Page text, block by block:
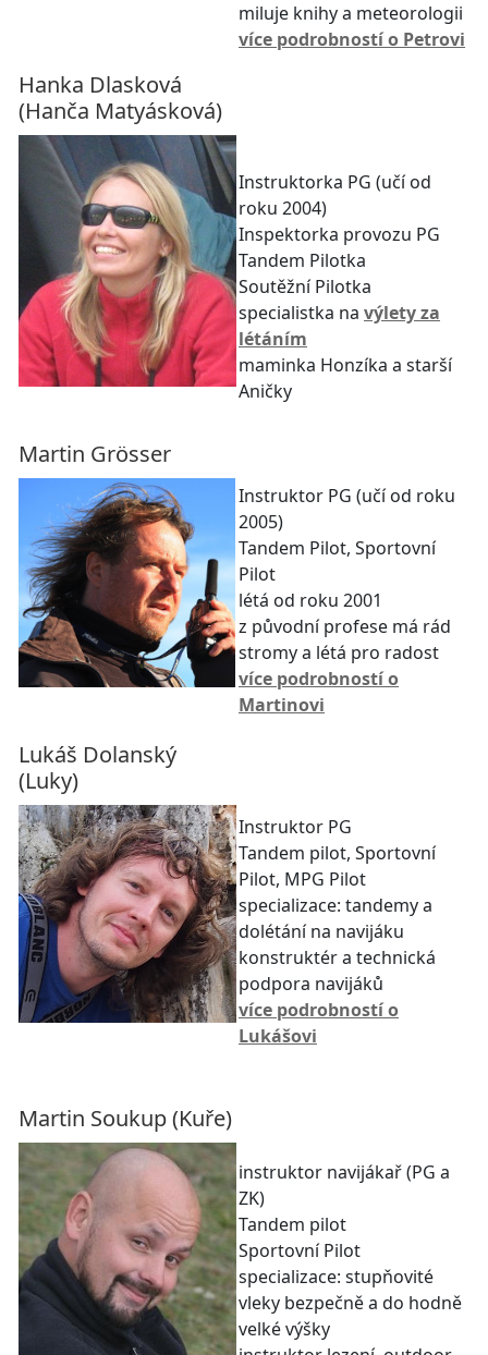
miluje knihy a meteorologii
více podrobností o Petrovi
Hanka Dlasková
(Hanča Matyásková)
Instruktorka PG (učí od
roku 2004)
Inspektorka provozu PG
Tandem Pilotka
Soutěžní Pilotka
specialistka na výlety za
létáním
maminka Honzíka a starší
Aničky
Martin Grösser
Instruktor PG (učí od roku
2005)
Tandem Pilot, Sportovní
Pilot
létá od roku 2001
z původní profese má rád
stromy a létá pro radost
více podrobností o
Martinovi
Lukáš Dolanský
(Luky)
Instruktor PG
Tandem pilot, Sportovní
Pilot, MPG Pilot
specializace: tandemy a
dolétání na navijáku
konstruktér a technická
podpora navijáků
více podrobností o
Lukášovi
Martin Soukup (Kuře)
instruktor navijákař (PG a
ZK)
Tandem pilot
Sportovní Pilot
specializace: stupňovité
vleky bezpečně a do hodně
velké výšky